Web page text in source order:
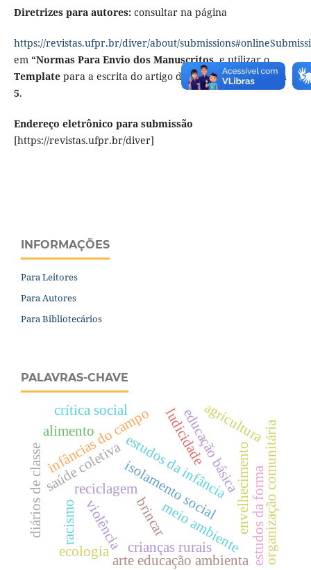
Diretrizes para autores:consultar na página
https://revistas.ufpr.br/diver/about/
em “Normas Para Envio dos Manuscritos, e utilizar o
Templatepara a escrita do artigo disponibilizado noitem
5.
Endereço eletrônico para submissão
[https://revistas.ufpr.br/diver]
INFORMAÇÕES
Para Leitores
Para Autores
Para Bibliotecários
PALAVRAS-CHAVE
violência meio ambiente
isolamento social
estudos da infância
infâncias do campo
crianças rurais
brincar
educação básicaenvelhecimento
reciclagem
ludicidade
arte educação ambienta
diários de classe estudos da forma
agricultura
crítica social
organização comunitária
ecologia
saúde coletiva
racismo
alimento